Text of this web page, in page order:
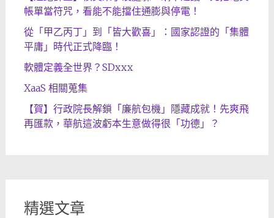
帳單當符咒，看能不能擋住通膨與停電！
從「甲乙丙丁」到「皆大歡喜」：國家認證的「集體
平庸」時代正式降臨！
軟體定義全世界？SDxxx
XaaS 相關蒐集
【賀】行政院長解鎖「廉航包機」隱藏成就！先爽飛
再匯款，華航這波虧本生意做得很「功德」？
精選文章